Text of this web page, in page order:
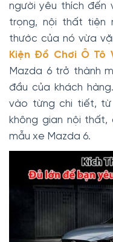
người yêu thích đến
trọng, nội thất tiện
thước của nó vừa
Kiện Đồ Chơi Ô Tô
Mazda 6 trở thành
đầu của khách
vào từng chi tiết,
không gian nội
mẫu xe Mazda 6.